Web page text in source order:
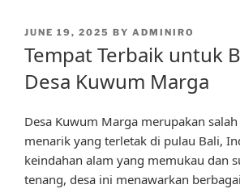
POSTED
JUNE 19, 2025 BY ADMINIRO
Tempat Terbaik untuk
Desa Kuwum Marga
Desa Kuwum Marga merupakan
menarik yang terletak di pulau Bali,
keindahan alam yang memukau dan
tenang, desa ini menawarkan